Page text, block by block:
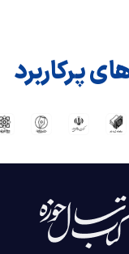
پرکاربرد